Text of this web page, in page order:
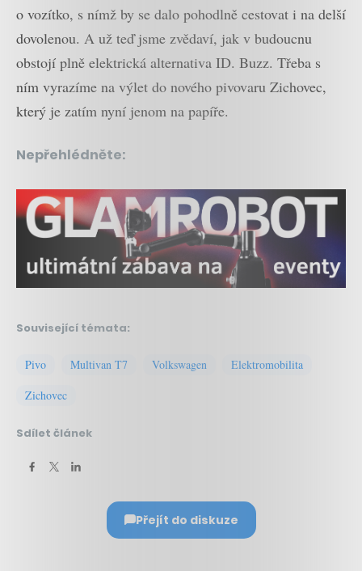
o vozítko, s nímž by se dalo pohodlně cestovat i na delší
dovolenou. A už teď jsme zvědaví, jak v budoucnu
obstojí plně elektrická alternativa ID. Buzz. Třeba s
ním vyrazíme na výlet do nového pivovaru Zichovec,
který je zatím nyní jenom na papíře.
Nepřehlédněte:
Související témata:
Pivo Multivan T7 Volkswagen
Elektromobilita
Zichovec
Sdílet článek
Přejít do diskuze